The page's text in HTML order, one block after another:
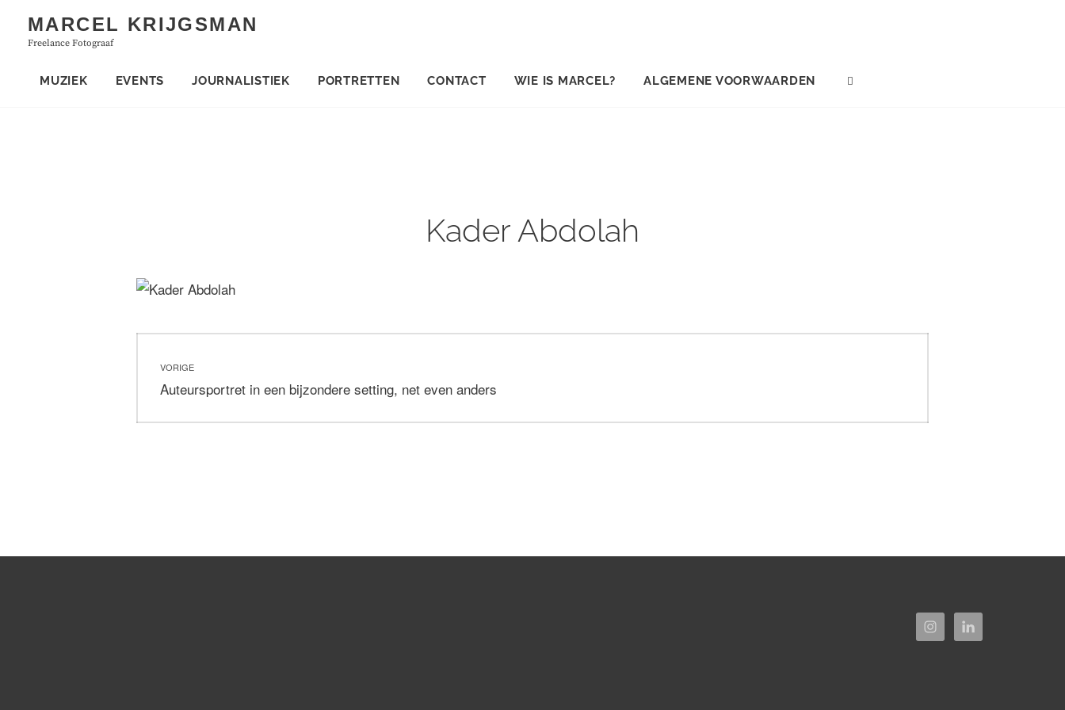
content
MARCEL KRIJGSMAN
Freelance Fotograaf
MUZIEK EVENTS JOURNALISTIEK PORTRETTEN CONTACT WIE IS MARCEL? ALGEMENE VOORWAARDEN
Kader Abdolah
navigatie
VORIGE
Vorig
Auteursportret in een bijzondere setting, net even anders